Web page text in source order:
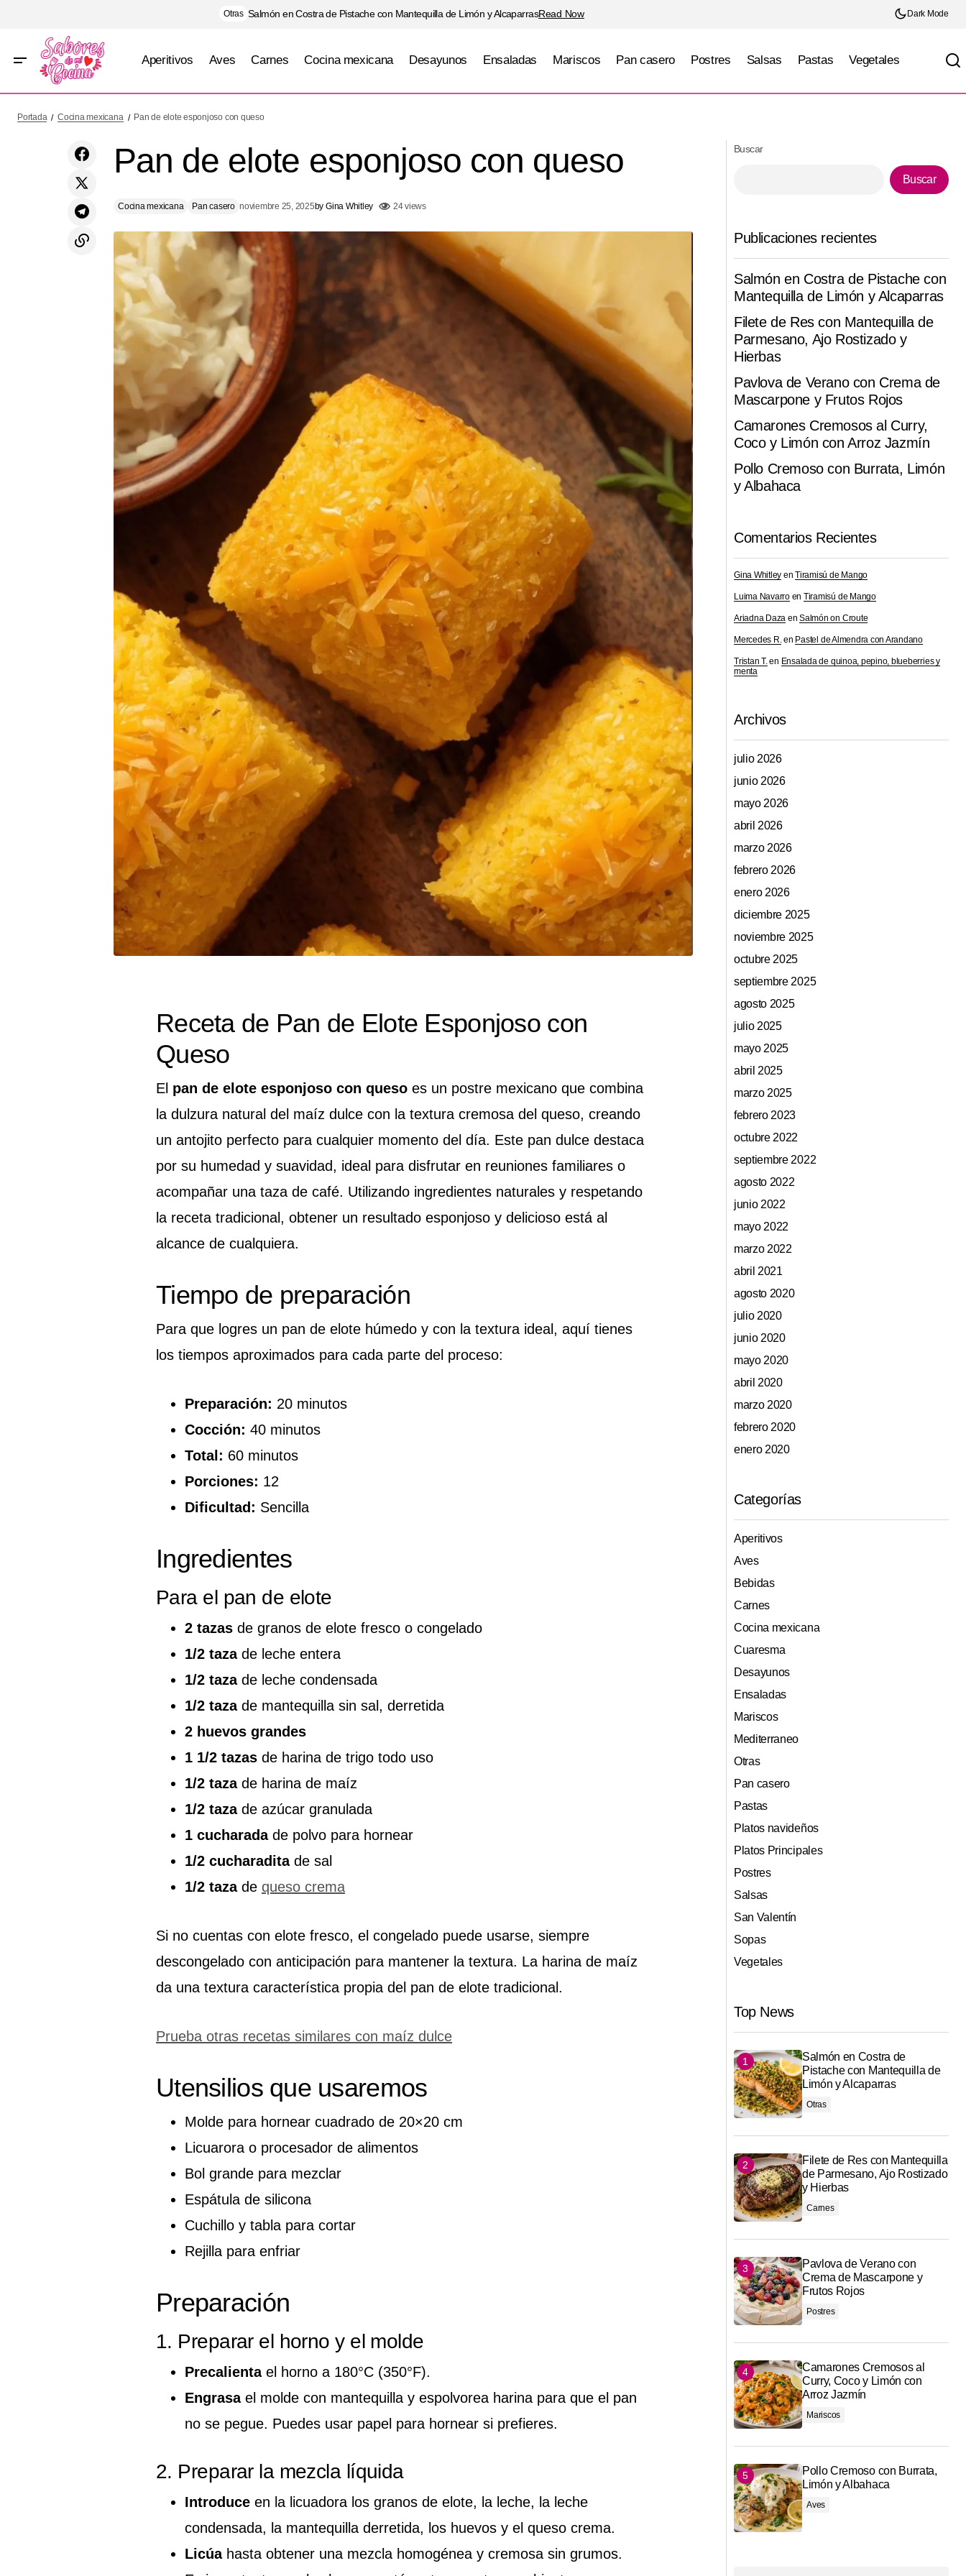
Otras Salmón en Costra de Pistache con Mantequilla de Limón y AlcaparrasRead Now Dark Mode
Aperitivos Aves Carnes Cocina mexicana Desayunos Ensaladas Mariscos Pan casero Postres Salsas Pastas Vegetales
Cheesecake de caramelo salado
Portada Cocina mexicana Pan de elote esponjoso con queso
Pan de elote esponjoso con queso
Cocina mexicana Pan casero noviembre 25, 2025by Gina Whitley 24 views
Receta de Pan de Elote Esponjoso con
Queso
El pan de elote esponjoso con queso es un postre mexicano que combina
la dulzura natural del maíz dulce con la textura cremosa del queso, creando
un antojito perfecto para cualquier momento del día. Este pan dulce destaca
por su humedad y suavidad, ideal para disfrutar en reuniones familiares o
acompañar una taza de café. Utilizando ingredientes naturales y respetando
la receta tradicional, obtener un resultado esponjoso y delicioso está al
alcance de cualquiera.
Tiempo de preparación
Para que logres un pan de elote húmedo y con la textura ideal, aquí tienes
los tiempos aproximados para cada parte del proceso:
Preparación: 20 minutos
Cocción: 40 minutos
Total: 60 minutos
Porciones: 12
Dificultad: Sencilla
Ingredientes
Para el pan de elote
2 tazas de granos de elote fresco o congelado
1/2 tazade leche entera
1/2 tazade leche condensada
1/2 tazade mantequilla sin sal, derretida
2 huevos grandes
1 1/2 tazas de harina de trigo todo uso
1/2 tazade harina de maíz
1/2 tazade azúcar granulada
1 cucharadade polvo para hornear
1/2 cucharaditade sal
1/2 tazade queso crema
Si no cuentas con elote fresco, el congelado puede usarse, siempre
descongelado con anticipación para mantener la textura. La harina de maíz
da una textura característica propia del pan de elote tradicional.
Prueba otras recetas similares con maíz dulce
Utensilios que usaremos
Molde para hornear cuadrado de 20×20 cm
Licuarora o procesador de alimentos
Bol grande para mezclar
Espátula de silicona
Cuchillo y tabla para cortar
Rejilla para enfriar
Preparación
1. Preparar el horno y el molde
Precalientael horno a 180°C (350°F).
Engrasael molde con mantequilla y espolvorea harina para que el pan
no se pegue. Puedes usar papel para hornear si prefieres.
2. Preparar la mezcla líquida
Introduce en la licuadora los granos de elote, la leche, la leche
condensada, la mantequilla derretida, los huevos y el queso crema.
Licúahasta obtener una mezcla homogénea y cremosa sin grumos.
Buscar
Buscar
Publicaciones recientes
Salmón en Costra de Pistache con
Mantequilla de Limón y Alcaparras
Filete de Res con Mantequilla de
Parmesano, Ajo Rostizado y
Hierbas
Pavlova de Verano con Crema de
Mascarpone y Frutos Rojos
Camarones Cremosos al Curry,
Coco y Limón con Arroz Jazmín
Pollo Cremoso con Burrata, Limón
y Albahaca
Comentarios Recientes
Gina Whitley enTiramisú de Mango
Luima Navarroen Tiramisú de Mango
Ariadna Daza enSalmón on Croute
Mercedes R.en Pastel de Almendra con Arandano
Tristan T.en Ensalada de quinoa, pepino, blueberries y
menta
Archivos
julio 2026
junio 2026
mayo 2026
abril 2026
marzo 2026
febrero 2026
enero 2026
diciembre 2025
noviembre 2025
octubre 2025
septiembre 2025
agosto 2025
julio 2025
mayo 2025
abril 2025
marzo 2025
febrero 2023
octubre 2022
septiembre 2022
agosto 2022
junio 2022
mayo 2022
marzo 2022
abril 2021
agosto 2020
julio 2020
junio 2020
mayo 2020
abril 2020
marzo 2020
febrero 2020
enero 2020
Categorías
Aperitivos
Aves
Bebidas
Carnes
Cocina mexicana
Cuaresma
Desayunos
Ensaladas
Mariscos
Mediterraneo
Otras
Pan casero
Pastas
Platos navideños
Platos Principales
Postres
Salsas
San Valentín
Sopas
Vegetales
Top News
Salmón en Costra de
Pistache con Mantequilla de
Limón y Alcaparras
Otras
Filete de Res con Mantequilla
de Parmesano, Ajo Rostizado
y Hierbas
Carnes
Pavlova de Verano con
Crema de Mascarpone y
Frutos Rojos
Postres
Camarones Cremosos al
Curry, Coco y Limón con
Arroz Jazmín
Mariscos
Pollo Cremoso con Burrata,
Limón y Albahaca
Aves